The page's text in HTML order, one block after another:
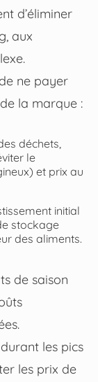
d’éliminer
aux
ne payer
la marque :
déchets,
le
et prix au
initial
stockage
des aliments.
de saison
les pics
les prix de